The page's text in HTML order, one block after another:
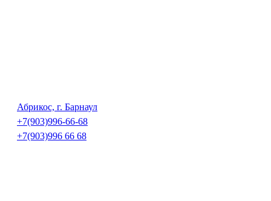
Абрикос, г. Барнаул
+7(903)996-66-68
+7(903)996 66 68